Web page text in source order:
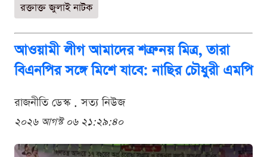
রক্তাক্ত জুলাই নাটক
আওয়ামী লীগ আমাদের শত্রু নয় মিত্র, তারা
বিএনপির সঙ্গে মিশে যাবে: নাছির চৌধুরী এমপি
রাজনীতি ডেস্ক . সত্য নিউজ
২০২৬ আগস্ট ০৬ ২১:২৯:৪০